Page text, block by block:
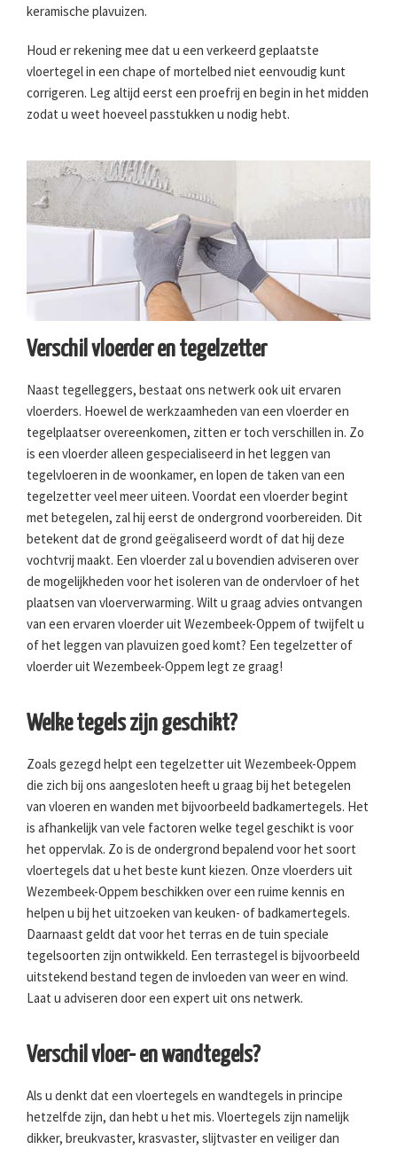
keramische plavuizen.
Houd er rekening mee dat u een verkeerd geplaatste
vloertegel in een chape of mortelbed niet eenvoudig kunt
corrigeren. Leg altijd eerst een proefrij en begin in het midden
zodat u weet hoeveel passtukken u nodig hebt.
Verschil vloerder en tegelzetter
Naast tegelleggers, bestaat ons netwerk ook uit ervaren
vloerders. Hoewel de werkzaamheden van een vloerder en
tegelplaatser overeenkomen, zitten er toch verschillen in. Zo
is een vloerder alleen gespecialiseerd in het leggen van
tegelvloeren in de woonkamer, en lopen de taken van een
tegelzetter veel meer uiteen. Voordat een vloerder begint
met betegelen, zal hij eerst de ondergrond voorbereiden. Dit
betekent dat de grond geëgaliseerd wordt of dat hij deze
vochtvrij maakt. Een vloerder zal u bovendien adviseren over
de mogelijkheden voor het isoleren van de ondervloer of het
plaatsen van vloerverwarming. Wilt u graag advies ontvangen
van een ervaren vloerder uit Wezembeek-Oppem of twijfelt u
of het leggen van plavuizen goed komt? Een tegelzetter of
vloerder uit Wezembeek-Oppem legt ze graag!
Welke tegels zijn geschikt?
Zoals gezegd helpt een tegelzetter uit Wezembeek-Oppem
die zich bij ons aangesloten heeft u graag bij het betegelen
van vloeren en wanden met bijvoorbeeld badkamertegels. Het
is afhankelijk van vele factoren welke tegel geschikt is voor
het oppervlak. Zo is de ondergrond bepalend voor het soort
vloertegels dat u het beste kunt kiezen. Onze vloerders uit
Wezembeek-Oppem beschikken over een ruime kennis en
helpen u bij het uitzoeken van keuken- of badkamertegels.
Daarnaast geldt dat voor het terras en de tuin speciale
tegelsoorten zijn ontwikkeld. Een terrastegel is bijvoorbeeld
uitstekend bestand tegen de invloeden van weer en wind.
Laat u adviseren door een expert uit ons netwerk.
Verschil vloer- en wandtegels?
Als u denkt dat een vloertegels en wandtegels in principe
hetzelfde zijn, dan hebt u het mis. Vloertegels zijn namelijk
dikker, breukvaster, krasvaster, slijtvaster en veiliger dan